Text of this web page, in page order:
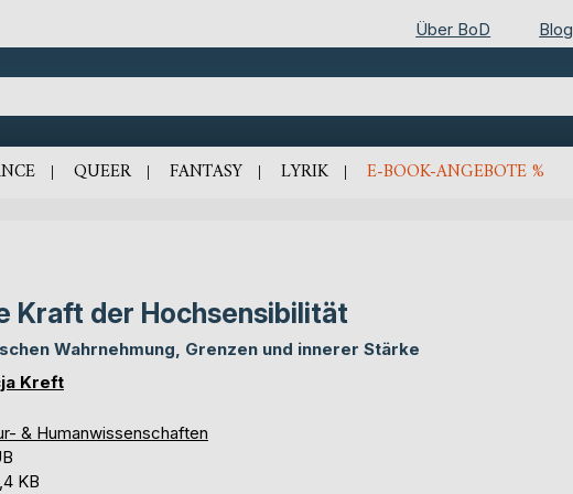
Über BoD Blog
QUEER FANTASY LYRIK E-BOOK-ANGEBOTE %
Kraft der Hochsensibilität
Wahrnehmung, Grenzen und innerer Stärke
Kreft
& Humanwissenschaften
KB